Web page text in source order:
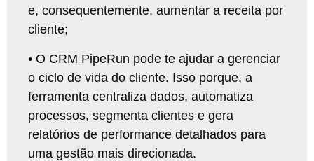
e, consequentemente, aumentar a receita por
cliente;
• O CRM PipeRun pode te ajudar a gerenciar
o ciclo de vida do cliente. Isso porque, a
ferramenta centraliza dados, automatiza
processos, segmenta clientes e gera
relatórios de performance detalhados para
uma gestão mais direcionada.